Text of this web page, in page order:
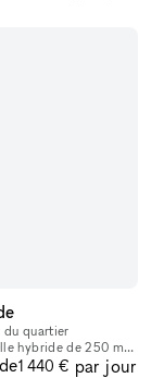
du quartier
hybride de 250 m²,
1 440 € par jour